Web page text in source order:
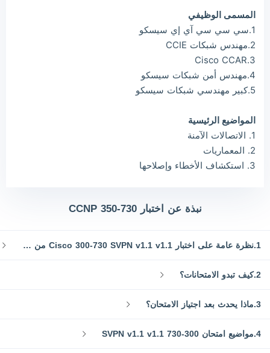
المسمى الوظيفي
1.سي سي سي آي إي سيسكو
2.مهندس شبكات CCIE
3.Cisco CCAR
4.مهندس أمن شبكات سيسكو
5.كبير مهندسي شبكات سيسكو
المواضيع الرئيسية
1. الاتصالات الآمنة
2. المعماريات
3. استكشاف الأخطاء وإصلاحها
نبذة عن اختبار CCNP 350-730
1.نظرة عامة على اختبار Cisco 300-730 SVPN v1.1 v1.1 من Cisco 300-730
2.كيف تبدو الامتحانات؟
3.ماذا يحدث بعد اجتياز الامتحان؟
4.مواضيع امتحان 300-730 SVPN v1.1 v1.1